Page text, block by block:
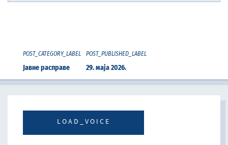
POST_CATEGORY_LABEL
Јавне расправе
POST_PUBLISHED_LABEL
29. маја 2026.
LOAD_VOICE